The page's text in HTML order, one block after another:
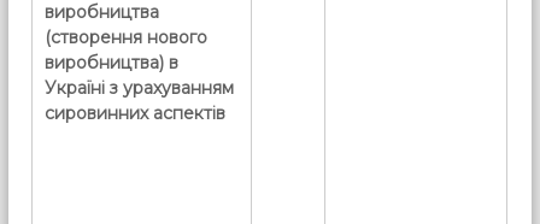
виробництва
(створення нового
виробництва) в
Україні з урахуванням
сировинних аспектів